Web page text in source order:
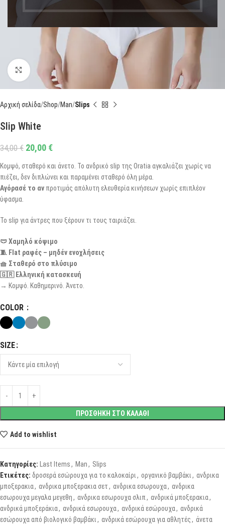
Click to enlarge
Αρχική σελίδα Shop Man Slips
Slip White
34,00€ 20,00 €
Κομψό, σταθερό και άνετο. Το ανδρικό slip της Oratia αγκαλιάζει χωρίς να
πιέζει, δεν διπλώνει και παραμένει σταθερό όλη μέρα.
Αγόρασέ το αν προτιμάς απόλυτη ελευθερία κινήσεων χωρίς επιπλέον
ύφασμα.
Το slip για άντρες που ξέρουν τι τους ταιριάζει.
🩲 Χαμηλό κόψιμο
🧵 Flat ραφές – μηδέν ενοχλήσεις
🧺 Σταθερό στο πλύσιμο
🇬🇷 Ελληνική κατασκευή
→ Κομψό. Καθημερινό. Άνετο.
COLOR
SIZE
ΠΡΟΣΘΗΚΗ ΣΤΟ ΚΑΛΑΘΙ
Add to wishlist
Κατηγορίες: Last Items, Man, Slips
Ετικέτες: δροσερά εσώρουχα για το καλοκαίρι, οργανικό βαμβάκι, ανδρικα
μποξερακια, ανδρικα μποξερακια σετ, ανδρικα εσωρουχα, ανδρικα
εσωρουχα μεγαλα μεγεθη, ανδρικα εσωρουχα σλιπ, ανδρικά μποξερακια,
ανδρικά μποξεράκια, ανδρικά εσωρουχα, ανδρικά εσώρουχα, ανδρικά
εσώρουχα από βιολογικό βαμβάκι, ανδρικά εσώρουχα για αθλητές, άνετα